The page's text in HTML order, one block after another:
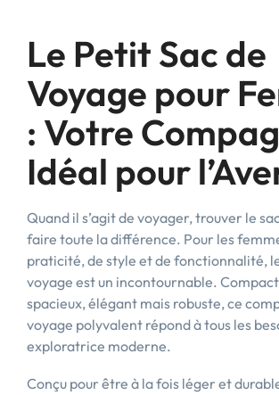
Le Petit Sac de
Voyage pour
: Votre
Idéal pour
Quand il s’agit de voyager, trouver le
faire toute la différence. Pour les
praticité, de style et de fonctionnalité,
voyage est un incontournable.
spacieux, élégant mais robuste, ce
voyage polyvalent répond à tous les
exploratrice moderne.
Conçu pour être à la fois léger et